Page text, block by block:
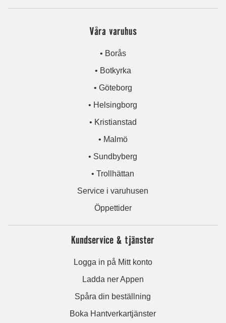
Våra varuhus
• Borås
• Botkyrka
• Göteborg
• Helsingborg
• Kristianstad
• Malmö
• Sundbyberg
• Trollhättan
Service i varuhusen
Öppettider
Kundservice & tjänster
Logga in på Mitt konto
Ladda ner Appen
Spåra din beställning
Boka Hantverkartjänster